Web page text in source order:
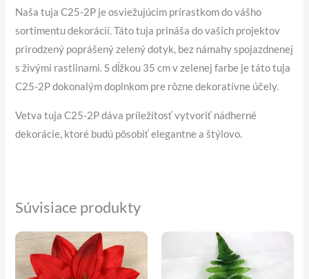
Naša tuja C25-2P je osviežujúcim prírastkom do vášho
sortimentu dekorácií. Táto tuja prináša do vašich projektov
prirodzený poprášený zelený dotyk, bez námahy spojazdnenej
s živými rastlinami. S dĺžkou 35 cm v zelenej farbe je táto tuja
C25-2P dokonalým doplnkom pre rôzne dekoratívne účely.
Vetva tuja C25-2P dáva príležitosť vytvoriť nádherné
dekorácie, ktoré budú pôsobiť elegantne a štýlovo.
Súvisiace produkty